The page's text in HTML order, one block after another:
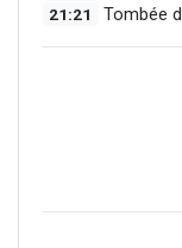
21:21 Tombée